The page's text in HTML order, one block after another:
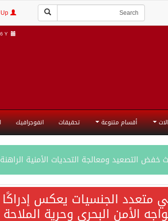
Y |
أقسام متنوعة تحقيقات انفوجرافيك
التصعيد ومعالجة التحديات الأمنية الراهنة
الأحادية في أراضي فلسطين باطلة
متعدد الجنسيات يعكس
الأمن البحري وحرية الملاحة